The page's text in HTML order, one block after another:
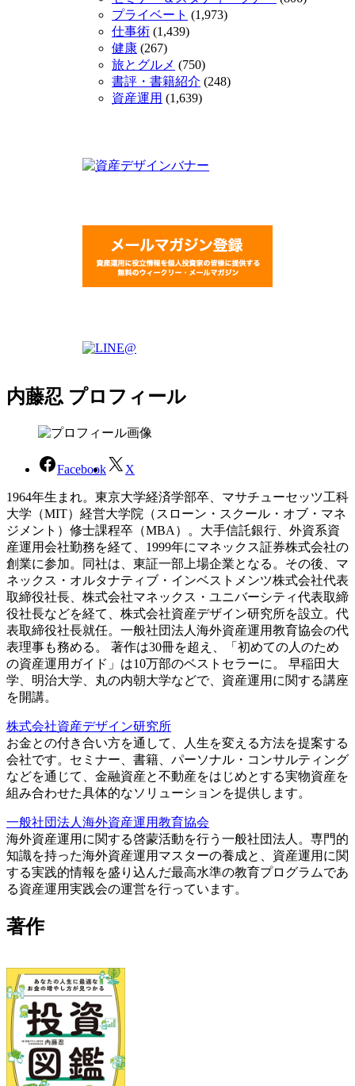
プライベート (1,973)
仕事術 (1,439)
健康 (267)
旅とグルメ (750)
書評・書籍紹介 (248)
資産運用 (1,639)
内藤忍 プロフィール
Facebook X
1964年生まれ。東京大学経済学部卒、マサチューセッツ工科
大学（MIT）経営大学院（スローン・スクール・オブ・マネ
ジメント）修士課程卒（MBA）。大手信託銀行、外資系資
産運用会社勤務を経て、1999年にマネックス証券株式会社の
創業に参加。同社は、東証一部上場企業となる。その後、マ
ネックス・オルタナティブ・インベストメンツ株式会社代表
取締役社長、株式会社マネックス・ユニバーシティ代表取締
役社長などを経て、株式会社資産デザイン研究所を設立。代
表取締役社長就任。一般社団法人海外資産運用教育協会の代
表理事も務める。 著作は30冊を超え、「初めての人のため
の資産運用ガイド」は10万部のベストセラーに。 早稲田大
学、明治大学、丸の内朝大学などで、資産運用に関する講座
を開講。
株式会社資産デザイン研究所
お金との付き合い方を通して、人生を変える方法を提案する
会社です。セミナー、書籍、パーソナル・コンサルティング
などを通じて、金融資産と不動産をはじめとする実物資産を
組み合わせた具体的なソリューションを提供します。
一般社団法人海外資産運用教育協会
海外資産運用に関する啓蒙活動を行う一般社団法人。専門的
知識を持った海外資産運用マスターの養成と、資産運用に関
する実践的情報を盛り込んだ最高水準の教育プログラムであ
る資産運用実践会の運営を行っています。
著作